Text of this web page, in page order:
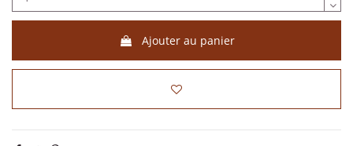
Ajouter au panier